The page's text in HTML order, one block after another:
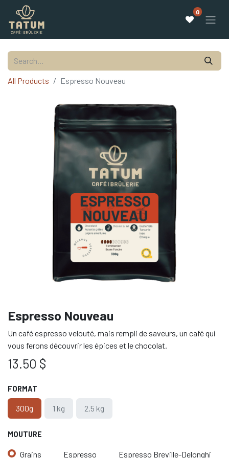
0
All Products Espresso Nouveau
Espresso Nouveau
Un café espresso velouté, mais rempli de saveurs, un café qui
vous ferons découvrir les épices et le chocolat.
13.50 $
FORMAT
300g 1 kg 2.5 kg
MOUTURE
Grains Espresso Espresso Breville-Delonghi